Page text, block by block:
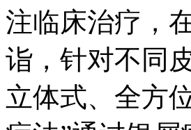
注临床治疗，
诣，针对不同
立体式、全方